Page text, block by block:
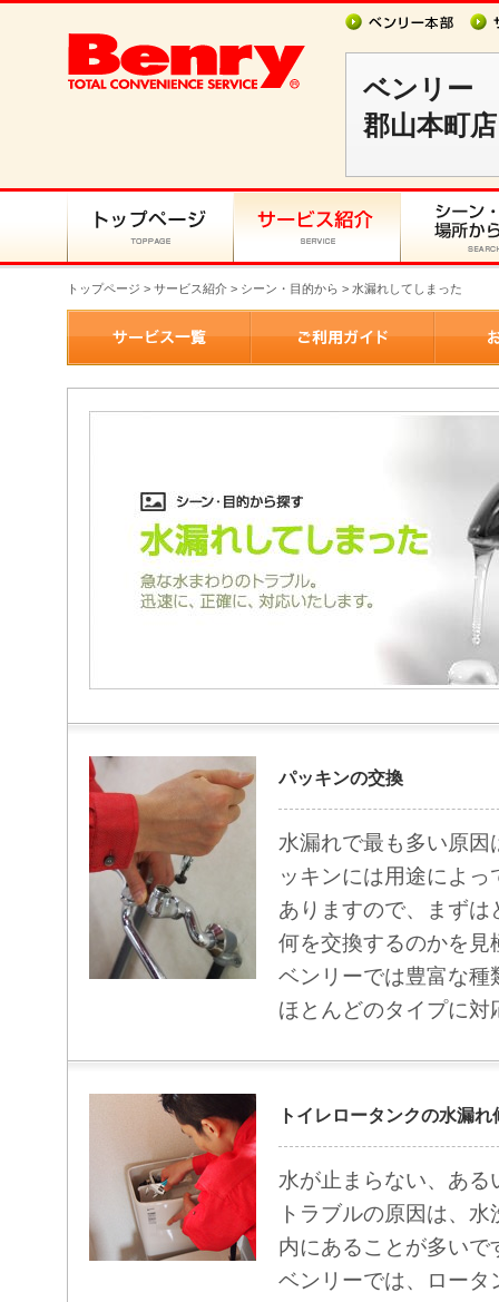
ベンリー
郡山本町店
トップページ > サービス紹介 > シーン・目的から > 水漏れしてしまった
パッキンの交換
水漏れで最も多い原
ッキンには用途によ
ありますので、まず
何を交換するのかを見
ベンリーでは豊富な種
ほとんどのタイプに
トイレロータンクの水漏れ
水が止まらない、あ
トラブルの原因は、
内にあることが多いで
ベンリーでは、ロータ